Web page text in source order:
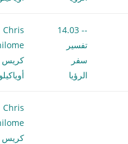
-- 14.03
تفسير
سفر
الرؤيا
Chris
كريس
Chris
كريس